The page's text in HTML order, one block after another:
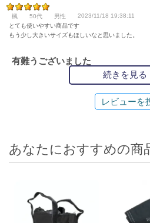
楓 50代 男性
2023/11/18 19:38:11
とても使いやすい商品です
もう少し大きいサイズもほしいなと思いました。
有難うございました
2022/09/01 21:23:23
思ってたより頑丈そうで長持ちしそうです。 早速
手があると使いやすいです。 買ってよかった
を取り扱われてる KYOUEN storeさんですのでそ
た。マツの剪定作業で使用しましたが思ったよりし
少々の風では飛ばされないぐらいの重さでサイズも
すし取っ手がついていますので運搬も楽ですし網目
続きを見る
レビューを
あなたにおすすめの商